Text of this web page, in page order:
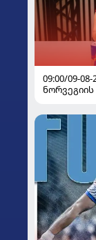
09:00/09-08-